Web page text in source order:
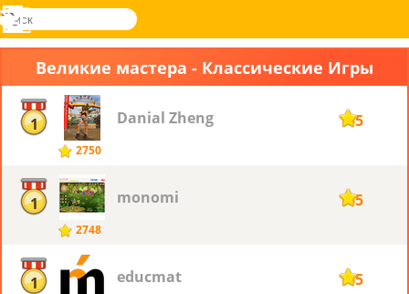
Novel
поиск
Вход
Меню
Великие мастера - Классические Игры
1
2750
Danial Zheng 165
1
2748
monomi 165
1 educmat 165